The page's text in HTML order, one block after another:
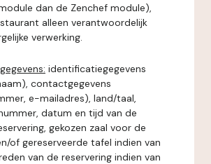
dan de Zenchef module),
alleen verantwoordelijk
verwerking.
identificatiegegevens
contactgegevens
e-mailadres), land/taal,
datum en tijd van de
gekozen zaal voor de
of gereserveerde tafel indien van
van de reservering indien van